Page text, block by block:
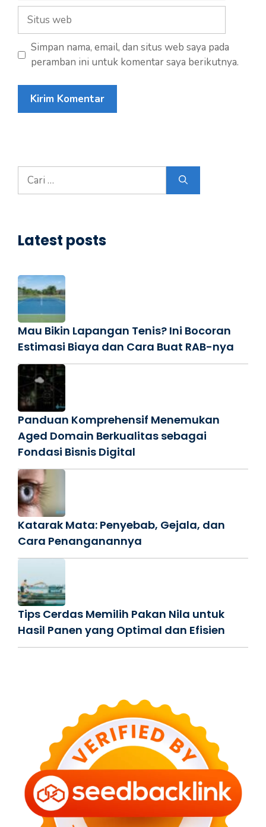
Situs
web
Simpan nama, email, dan situs web saya pada
peramban ini untuk komentar saya berikutnya.
Cari
untuk:
Latest posts
Mau Bikin Lapangan Tenis? Ini Bocoran
Estimasi Biaya dan Cara Buat RAB-nya
Panduan Komprehensif Menemukan
Aged Domain Berkualitas sebagai
Fondasi Bisnis Digital
Katarak Mata: Penyebab, Gejala, dan
Cara Penanganannya
Tips Cerdas Memilih Pakan Nila untuk
Hasil Panen yang Optimal dan Efisien